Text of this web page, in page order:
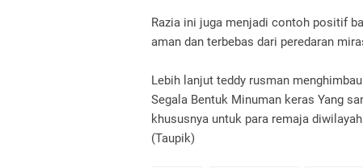
Razia ini juga menjadi contoh positif
aman dan terbebas dari peredaran
Lebih lanjut teddy rusman
Segala Bentuk Minuman keras Yang
khususnya untuk para remaja
(Taupik)